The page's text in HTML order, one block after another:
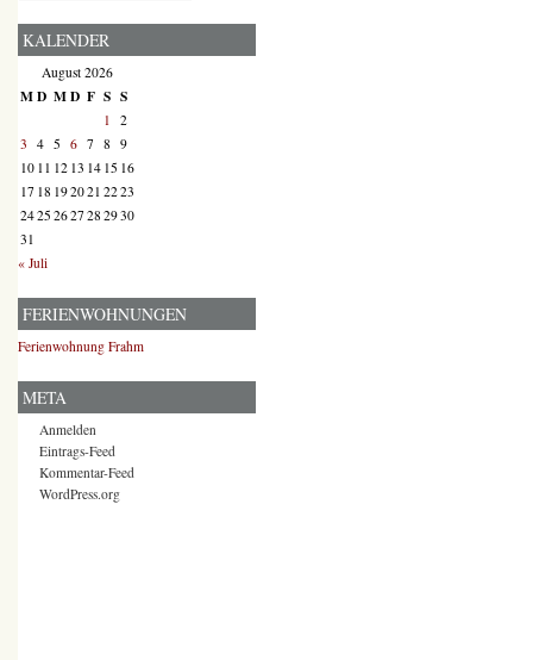
KALENDER
August 2026
MD MD F S S
1 2
3 4 5 6 7 8 9
10 11 12 13 14 15 16
17 18 192021 2223
2425 2627 28 2930
31
« Juli
FERIENWOHNUNGEN
Ferienwohnung Frahm
META
Anmelden
Eintrags-Feed
Kommentar-Feed
WordPress.org